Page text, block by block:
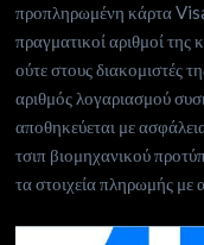
προπληρωμένη κάρτα
πραγματικοί αριθμοί
ούτε στους διακομιστές
αριθμός λογαριασμού
αποθηκεύεται με
τσιπ βιομηχανικού
τα στοιχεία πληρωμής με